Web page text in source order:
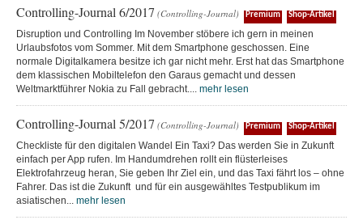
Controlling-Journal 6/2017 (Controlling-Journal) Premium Shop-Artikel
Disruption und Controlling Im November stöbere ich gern in meinen
Urlaubsfotos vom Sommer. Mit dem Smartphone geschossen. Eine
normale Digitalkamera besitze ich gar nicht mehr. Erst hat das Smartphone
dem klassischen Mobiltelefon den Garaus gemacht und dessen
Weltmarktführer Nokia zu Fall gebracht.... mehr lesen
Controlling-Journal 5/2017 (Controlling-Journal) Premium Shop-Artikel
Checkliste für den digitalen Wandel Ein Taxi? Das werden Sie in Zukunft
einfach per App rufen. Im Handumdrehen rollt ein flüsterleises
Elektrofahrzeug heran, Sie geben Ihr Ziel ein, und das Taxi fährt los – ohne
Fahrer. Das ist die Zukunft und für ein ausgewähltes Testpublikum im
asiatischen... mehr lesen